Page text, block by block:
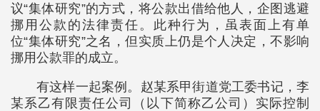
议“集体研究”的方式，将公款出借给他人，企图逃避
挪用公款的法律责任。此种行为，虽表面上有单
位“集体研究”之名，但实质上仍是个人决定，不影响
挪用公款罪的成立。
有这样一起案例。赵某系甲街道党工委书记，李
某系乙有限责任公司（以下简称乙公司）实际控制